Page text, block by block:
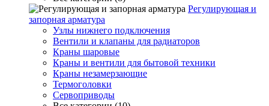
Регулирующая и
запорная арматура
Узлы нижнего подключения
Вентили и клапаны для радиаторов
Краны шаровые
Краны и вентили для бытовой техники
Краны незамерзающие
Термоголовки
Сервоприводы